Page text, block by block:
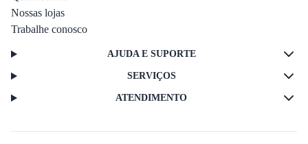
Nossas lojas
Trabalhe conosco
AJUDA E SUPORTE
SERVIÇOS
ATENDIMENTO